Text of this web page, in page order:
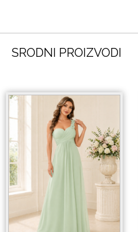
SRODNI PROIZVODI